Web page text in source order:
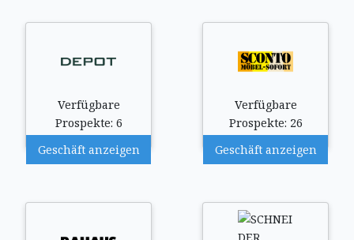
Verfügbare
Prospekte: 6
Geschäft anzeigen
Verfügbare
Prospekte: 26
Geschäft anzeigen